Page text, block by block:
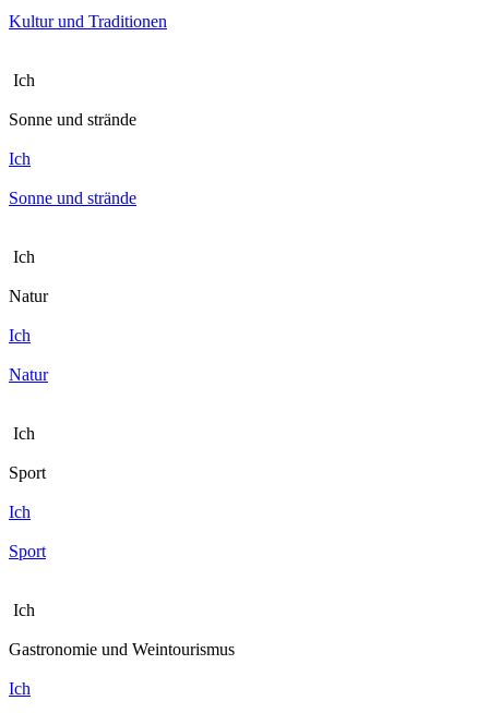
Kultur und Traditionen
Ich
Sonne und strände
Ich
Sonne und strände
Ich
Natur
Ich
Natur
Ich
Sport
Ich
Sport
Ich
Gastronomie und Weintourismus
Ich